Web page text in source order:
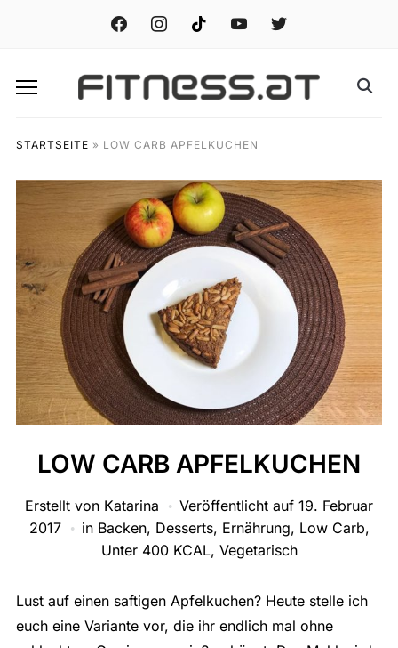
facebook instagramtiktok youtube twitter
STARTSEITE » LOW CARB APFELKUCHEN
LOW CARB APFELKUCHEN
Erstellt von Katarina Veröffentlicht auf 19. Februar
2017
in Backen, Desserts, Ernährung, Low Carb,
Unter 400 KCAL, Vegetarisch
Lust auf einen saftigen Apfelkuchen? Heute stelle ich
euch eine Variante vor, die ihr endlich mal ohne